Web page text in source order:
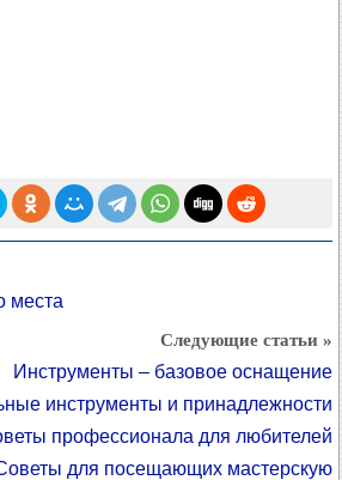
места
Следующие статьи »
Инструменты – базовое оснащение
инструменты и принадлежности
профессионала для любителей
для посещающих мастерскую